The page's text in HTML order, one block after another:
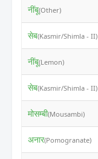
नींबू(Other)
सेब(Kasmir/Shimla - II)
नींबू(Lemon)
सेब(Kasmir/Shimla - II)
मोसम्बी(Mousambi)
अनार(Pomogranate)